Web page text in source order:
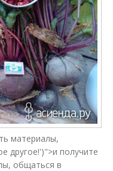
материалы,
другое!')">и получите
общаться в